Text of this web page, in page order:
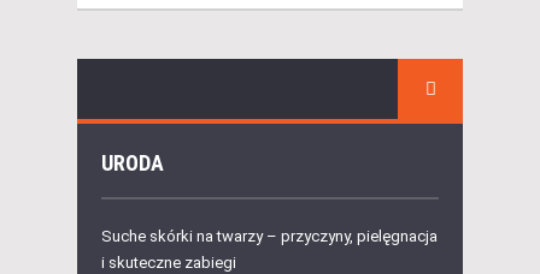
URODA
Suche skórki na twarzy – przyczyny, pielęgnacja
i skuteczne zabiegi